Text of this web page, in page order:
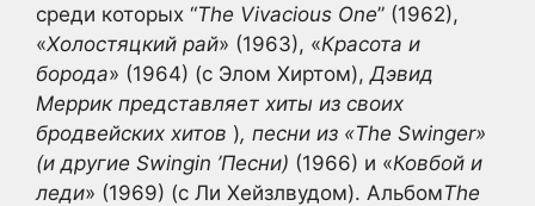
среди которых “The Vivacious One” (1962),
«Холостяцкий рай» (1963), «Красота и
борода» (1964) (с Элом Хиртом), Дэвид
Меррик представляет хиты из своих
бродвейских хитов ), песни из «The Swinger»
(и другие Swingin ’Песни) (1966) и «Ковбой и
леди» (1969) (с Ли Хейзлвудом). АльбомThe